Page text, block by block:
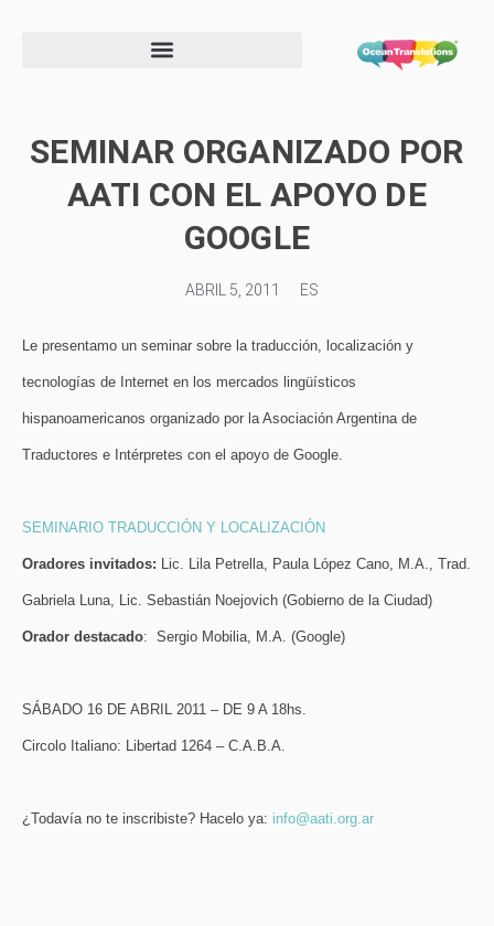
SEMINAR ORGANIZADO POR
AATI CON EL APOYO DE
GOOGLE
ABRIL 5, 2011 ES
Le presentamo un seminar sobre la traducción, localización y
tecnologías de Internet en los mercados lingüísticos
hispanoamericanos organizado por la Asociación Argentina de
Traductores e Intérpretes con el apoyo de Google.
SEMINARIO TRADUCCIÓN Y LOCALIZACIÓN
Oradores invitados: Lic. Lila Petrella, Paula López Cano, M.A., Trad.
Gabriela Luna, Lic. Sebastián Noejovich (Gobierno de la Ciudad)
Orador destacado: Sergio Mobilia, M.A. (Google)
SÁBADO 16 DE ABRIL 2011 – DE 9 A 18hs.
Circolo Italiano: Libertad 1264 – C.A.B.A.
¿Todavía no te inscribiste? Hacelo ya: info@aati.org.ar